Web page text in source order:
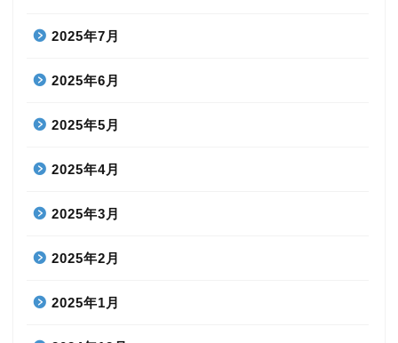
2025年7月
2025年6月
2025年5月
2025年4月
2025年3月
2025年2月
2025年1月